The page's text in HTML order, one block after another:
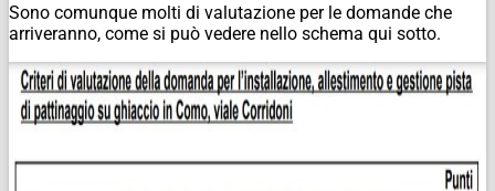
Sono comunque molti di valutazione per le domande che
arriveranno, come si può vedere nello schema qui sotto.